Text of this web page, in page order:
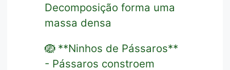
Decomposição forma uma
massa densa
🪺 **Ninhos de Pássaros**
- Pássaros constroem